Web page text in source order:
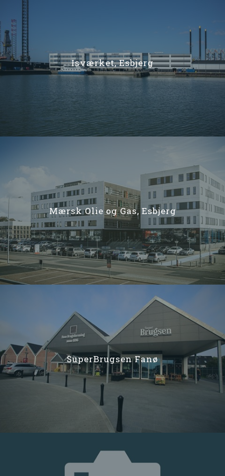
Isværket, Esbjerg
Mærsk Olie og Gas, Esbjerg
SuperBrugsen Fanø